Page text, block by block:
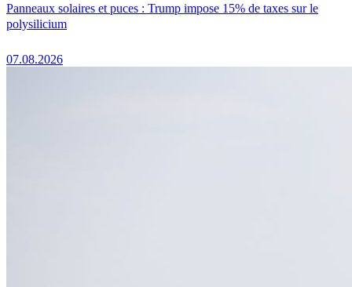
Panneaux solaires et puces : Trump impose 15% de taxes sur le
polysilicium
07.08.2026